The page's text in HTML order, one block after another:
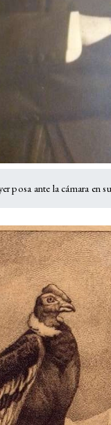
posa ante la cámara en